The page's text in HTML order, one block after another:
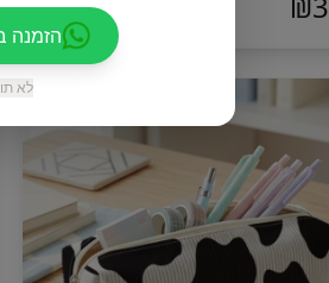
הזמנה
לא
הוסיפי